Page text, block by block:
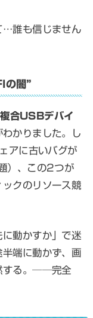
…誰も信じません
の闇”
複合USBデバイ
わかりました。し
アに古いバグが
）、この2つが
クのリソース競
動かすか」で迷
端に動かず、画
する。──完全